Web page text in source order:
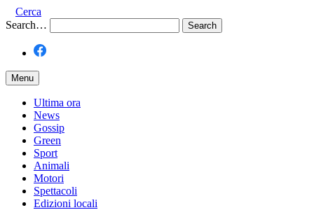
Cerca
Search…
Menu
Ultima ora
News
Gossip
Green
Sport
Animali
Motori
Spettacoli
Edizioni locali